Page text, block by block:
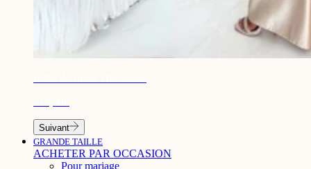
Suivant
GRANDE TAILLE
ACHETER PAR OCCASION
Pour mariage